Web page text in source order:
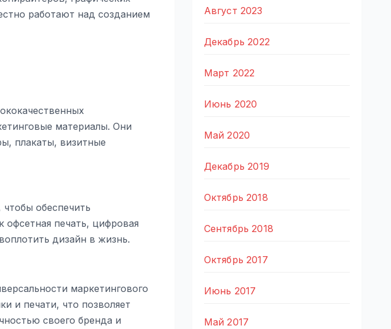
работают над созданием
материалы. Они
плакаты, визитные
обеспечить
офсетная печать, цифровая
дизайн в жизнь.
маркетингового
и печати, что позволяет
своего бренда и
Август 2023
Декабрь 2022
Март 2022
Июнь 2020
Май 2020
Декабрь 2019
Октябрь 2018
Сентябрь 2018
Октябрь 2017
Июнь 2017
Май 2017